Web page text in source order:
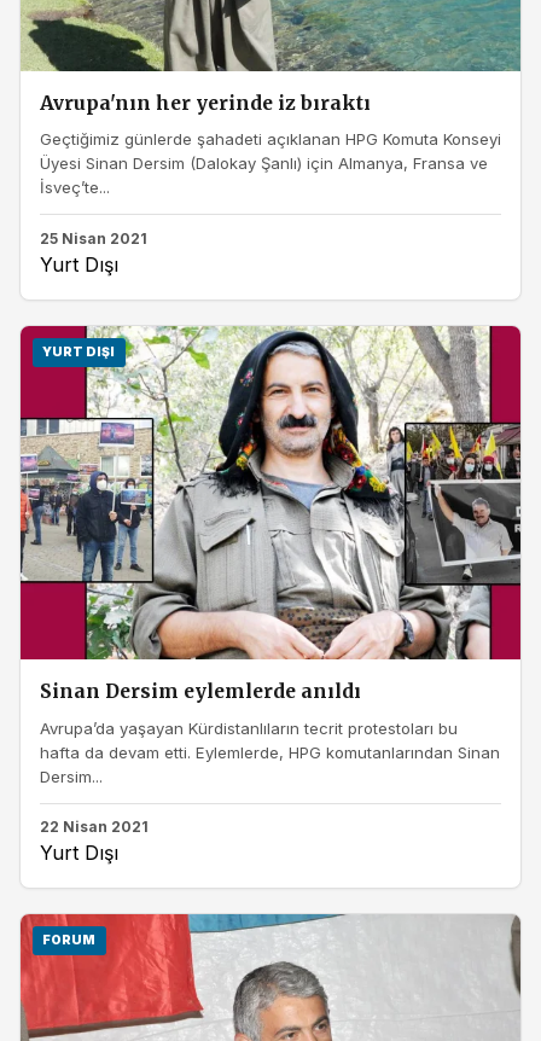
Avrupa'nın her yerinde iz bıraktı
Geçtiğimiz günlerde şahadeti açıklanan HPG Komuta Konseyi
Üyesi Sinan Dersim (Dalokay Şanlı) için Almanya, Fransa ve
İsveç’te...
25 Nisan 2021
Yurt Dışı
YURT DIŞI
Sinan Dersim eylemlerde anıldı
Avrupa’da yaşayan Kürdistanlıların tecrit protestoları bu
hafta da devam etti. Eylemlerde, HPG komutanlarından Sinan
Dersim...
22 Nisan 2021
Yurt Dışı
FORUM